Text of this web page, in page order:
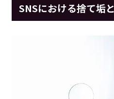
SNSにおける捨て垢